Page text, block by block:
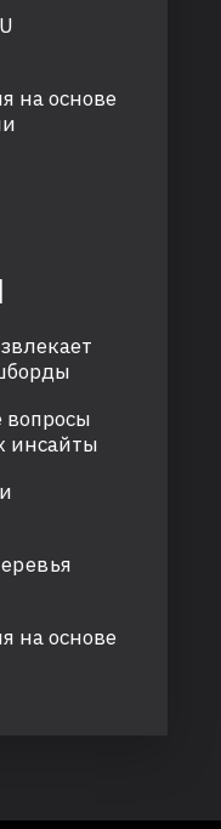
вопросы
инсайты
на основе
на основе